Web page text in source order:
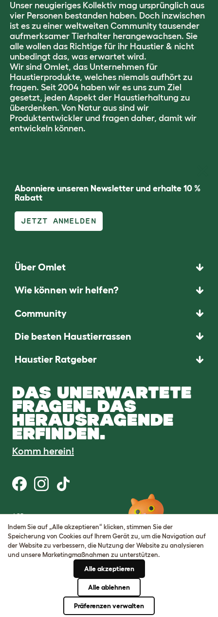
Unser neugieriges Kollektiv mag ursprünglich aus
vier Personen bestanden haben. Doch inzwischen
ist es zu einer weltweiten Community tausender
aufmerksamer Tierhalter herangewachsen. Sie
alle wollen das Richtige für ihr Haustier & nicht
unbedingt das, was erwartet wird.
Wir sind Omlet, das Unternehmen für
Haustierprodukte, welches niemals aufhört zu
fragen. Seit 2004 haben wir es uns zum Ziel
gesetzt, jeden Aspekt der Haustierhaltung zu
überdenken. Von Natur aus sind wir
Produktentwickler und fragen daher, damit wir
entwickeln können.
Abonniere unseren Newsletter und erhalte 10 %
Rabatt
JETZT ANMELDEN
Über Omlet
Wie können wir helfen?
Community
Die besten Haustierrassen
Haustier Ratgeber
DAS UNERWARTETE
FRAGEN. DAS
HERAUSRAGENDE
ERFINDEN.
Komm herein!
AGB
Datenschutz
Cookie Settings
Sitemap
Handelsregisternummer:
Indem Sie auf „Alle akzeptieren“ klicken, stimmen Sie der
Speicherung von Cookies auf Ihrem Gerät zu, um die Navigation auf
der Website zu verbessern, die Nutzung der Website zu analysieren
und unsere Marketingmaßnahmen zu unterstützen.
Alle akzeptieren
Alle ablehnen
Präferenzen verwalten